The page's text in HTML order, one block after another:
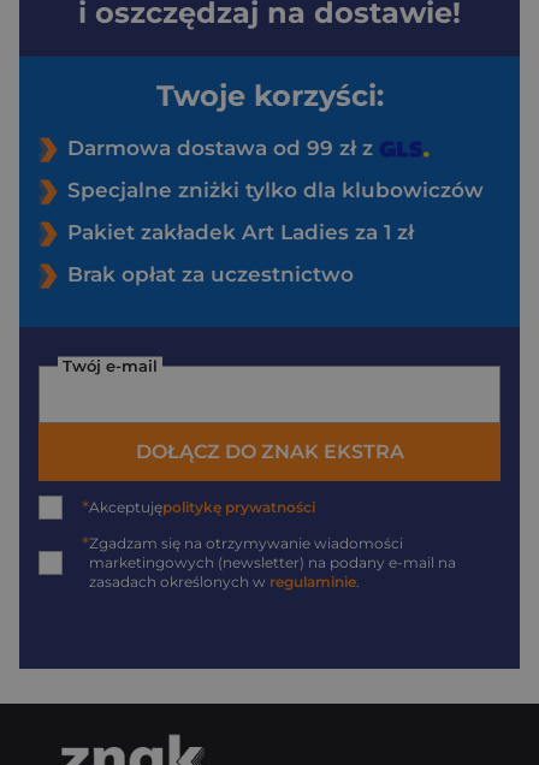
i oszczędzaj na dostawie!
Twoje korzyści:
Darmowa dostawa od 99 zł z
Specjalne zniżki tylko dla klubowiczów
Pakiet zakładek Art Ladies za 1 zł
Brak opłat za uczestnictwo
Twój e-mail
DOŁĄCZ DO ZNAK EKSTRA
*Akceptujępolitykę prywatności
*Zgadzam się na otrzymywanie wiadomości
marketingowych (newsletter) na podany e-mail na
zasadach określonych w regulaminie.